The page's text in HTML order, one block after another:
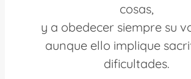
cosas,
y a obedecer siempre su
aunque ello implique
dificultades.